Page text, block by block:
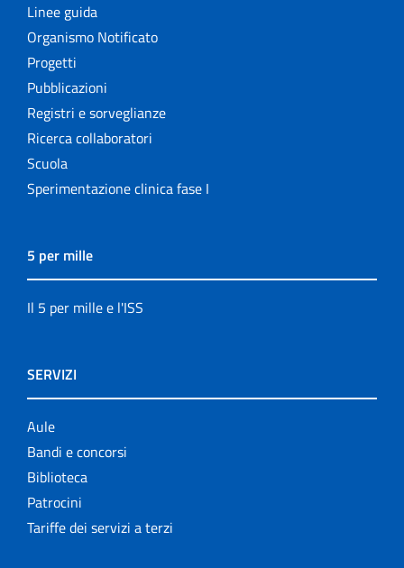
Linee guida
Organismo Notificato
Progetti
Pubblicazioni
Registri e sorveglianze
Ricerca collaboratori
Scuola
Sperimentazione clinica fase I
5 per mille
Il 5 per mille e l'ISS
SERVIZI
Aule
Bandi e concorsi
Biblioteca
Patrocini
Tariffe dei servizi a terzi